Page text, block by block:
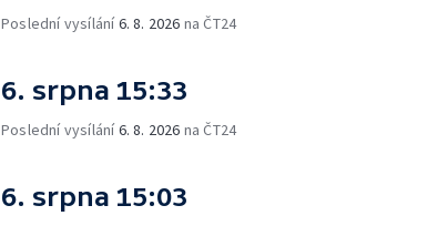
Poslední vysílání6. 8. 2026 na ČT24
6. srpna 15:33
Poslední vysílání6. 8. 2026 na ČT24
6. srpna 15:03